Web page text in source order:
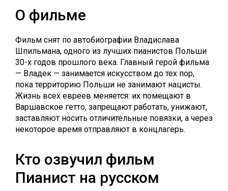
О фильме
Фильм снят по автобиографии Владислава
Шпильмана, одного из лучших пианистов Польши
30-х годов прошлого века. Главный герой фильма
— Владек — занимается искусством до тех пор,
пока территорию Польши не занимают нацисты.
Жизнь всех евреев меняется: их помещают в
Варшавское гетто, запрещают работать, унижают,
заставляют носить отличительные повязки, а через
некоторое время отправляют в концлагерь.
Кто озвучил фильм
Пианист на русском